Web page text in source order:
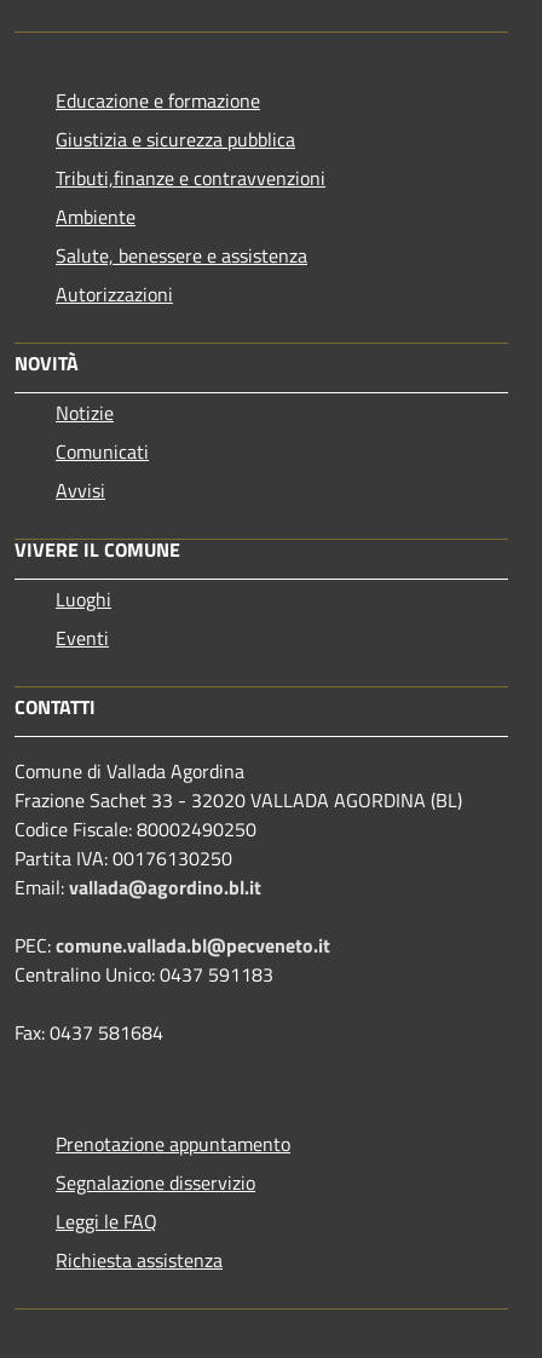
Educazione e formazione
Giustizia e sicurezza pubblica
Tributi,finanze e contravvenzioni
Ambiente
Salute, benessere e assistenza
Autorizzazioni
NOVITÀ
Notizie
Comunicati
Avvisi
VIVERE IL COMUNE
Luoghi
Eventi
CONTATTI
Comune di Vallada Agordina
Frazione Sachet 33 - 32020 VALLADA AGORDINA (BL)
Codice Fiscale: 80002490250
Partita IVA: 00176130250
Email:vallada@agordino.bl.it
PEC:comune.vallada.bl@pecveneto.it
Centralino Unico: 0437 591183
Fax: 0437 581684
Prenotazione appuntamento
Segnalazione disservizio
Leggi le FAQ
Richiesta assistenza